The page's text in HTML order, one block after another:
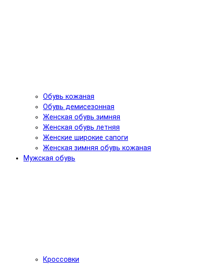
Обувь кожаная
Обувь демисезонная
Женская обувь зимняя
Женская обувь летняя
Женские широкие сапоги
Женская зимняя обувь кожаная
Мужская обувь
Кроссовки